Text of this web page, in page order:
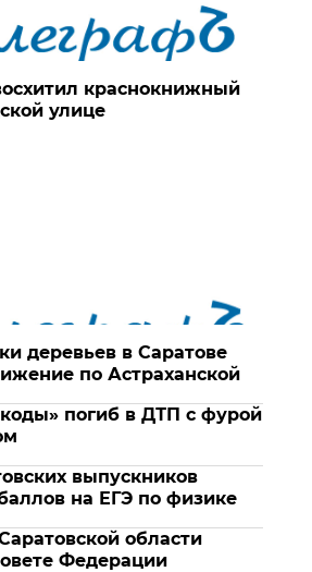
краснокнижный
улице
деревьев в Саратове
по Астраханской
погиб в ДТП с фурой
выпускников
на ЕГЭ по физике
области
Федерации